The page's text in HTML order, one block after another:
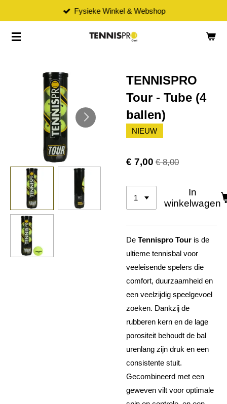
naar
Fysieke Winkel & Webshop
TENNISPRO
Tour - Tube (4
ballen)
NIEUW
€ 7,00 € 8,00
In
winkelwagen
De Tennispro Tour is de
ultieme tennisbal voor
veeleisende spelers die
comfort, duurzaamheid en
een veelzijdig speelgevoel
zoeken. Dankzij de
rubberen kern en de lage
porositeit behoudt de bal
urenlang zijn druk en een
consistente stuit.
Gecombineerd met een
geweven vilt voor optimale